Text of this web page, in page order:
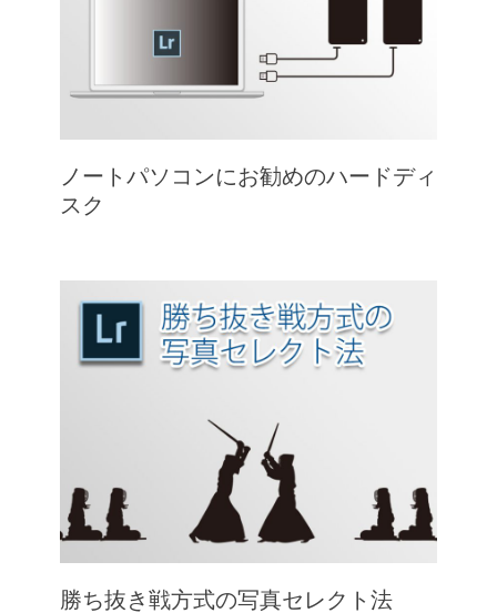
ノートパソコンにお勧めのハードディ
スク
勝ち抜き戦方式の写真セレクト法